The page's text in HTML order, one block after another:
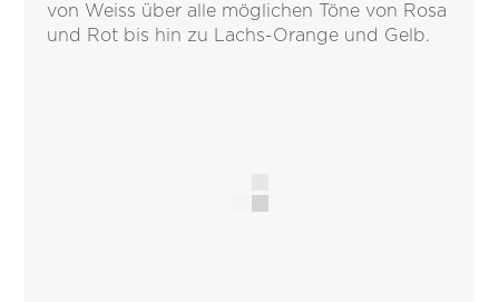
von Weiss über alle möglichen Töne von Rosa
und Rot bis hin zu Lachs-Orange und Gelb.